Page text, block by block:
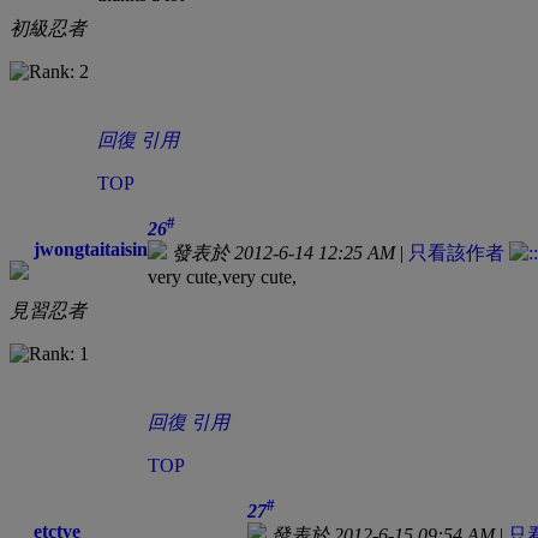
初級忍者
回復 引用
TOP
jwongtaitaisin
見習忍者
26#
發表於 2012-6-14 12:25 AM| 只看該作者
very cute,very cute,
回復 引用
TOP
etctve
27#